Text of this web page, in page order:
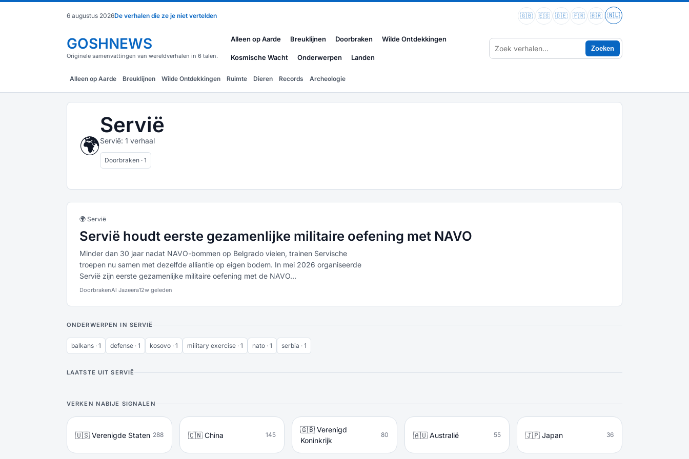
6 augustus 2026De verhalen die ze je niet vertelden 🇬🇧 🇪🇸 🇩🇪 🇫🇷 🇧🇷 🇳🇱
GOSHNEWS
Originele samenvattingen van wereldverhalen in 6 talen.
Alleen op Aarde Breuklijnen Doorbraken Wilde Ontdekkingen
Kosmische Wacht Onderwerpen Landen
Zoeken
Alleen op Aarde Breuklijnen Wilde Ontdekkingen Ruimte Dieren Records Archeologie
🌍
Servië
Servië: 1 verhaal
Doorbraken · 1
🌍 Servië
Servië houdt eerste gezamenlijke militaire oefening met NAVO
Minder dan 30 jaar nadat NAVO-bommen op Belgrado vielen, trainen Servische
troepen nu samen met dezelfde alliantie op eigen bodem. In mei 2026 organiseerde
Servië zijn eerste gezamenlijke militaire oefening met de NAVO...
DoorbrakenAl Jazeera12w geleden
ONDERWERPEN IN SERVIË
balkans · 1 defense · 1 kosovo · 1 military exercise · 1 nato · 1 serbia · 1
LAATSTE UIT SERVIË
VERKEN NABIJE SIGNALEN
🇺🇸 Verenigde Staten 288 🇨🇳 China 145
🇬🇧 Verenigd
Koninkrijk
80 🇦🇺 Australië 55 🇯🇵 Japan 36